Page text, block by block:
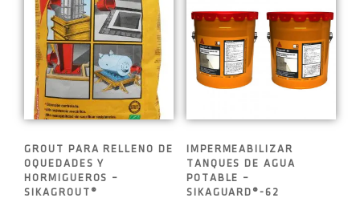
GROUT PARA RELLENO DE
OQUEDADES Y
HORMIGUEROS –
SIKAGROUT®
IMPERMEABILIZAR
TANQUES DE AGUA
POTABLE –
SIKAGUARD®-62